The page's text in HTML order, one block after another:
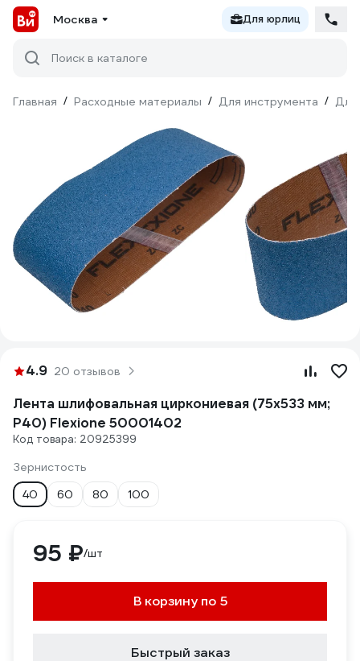
Москва Для юрлиц
Поиск в каталоге
Главная / Расходные материалы / Для инструмента / Для
4.9 20 отзывов
Лента шлифовальная циркониевая (75x533 мм;
Р40) Flexione 50001402
Код товара: 20925399
Зернистость
40
60 80 100
95 ₽/шт
В корзину по 5
Быстрый заказ